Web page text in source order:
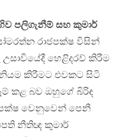
පලිගැනීම් සහ කුමාර්
රාජපක්ෂ විසින්
හෙළිදරව් කිරීම
කිරීමට එවකට සිටි
කළ බව ඔහුගේ බිරිඳ
වෙනුවෙන් පෙනී
නීතිඥ කුමාර්